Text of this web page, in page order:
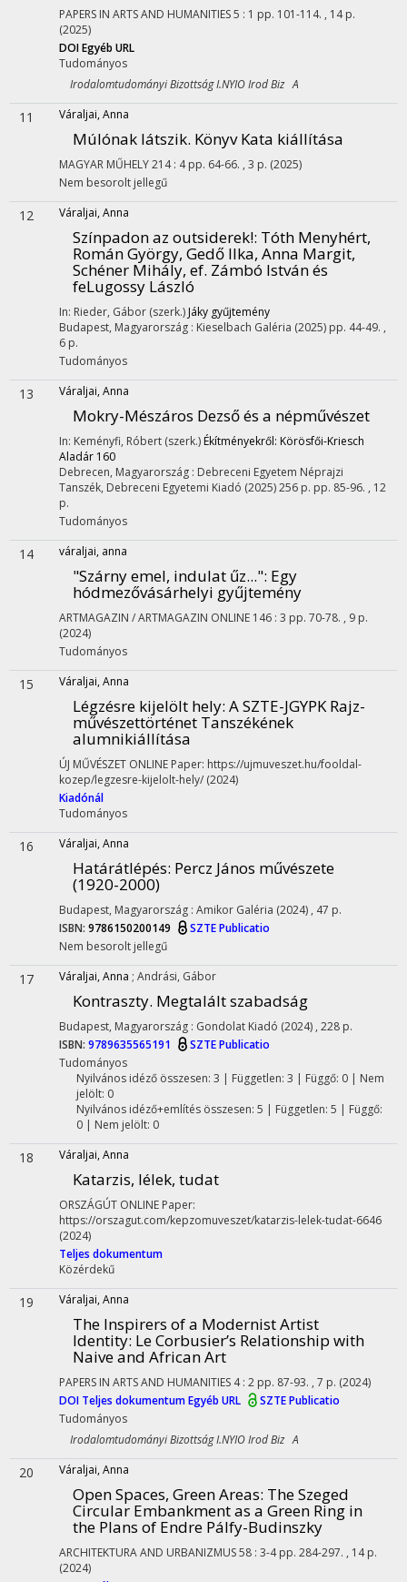
PAPERS IN ARTS AND HUMANITIES5 : 1 pp. 101-114. , 14 p.
(2025)
DOIEgyéb URL
Tudományos
Irodalomtudományi Bizottság I.NYIO Irod Biz A
11 Váraljai, Anna
Múlónak látszik. Könyv Kata kiállítása
MAGYAR MŰHELY214: 4 pp. 64-66. , 3 p. (2025)
Nem besorolt jellegű
12 Váraljai, Anna
Színpadon az outsiderek!: Tóth Menyhért,
Román György, Gedő Ilka, Anna Margit,
Schéner Mihály, ef. Zámbó István és
feLugossy László
In: Rieder, Gábor (szerk.) Jáky gyűjtemény
Budapest, Magyarország : Kieselbach Galéria (2025) pp. 44-49. ,
6 p.
Tudományos
13 Váraljai, Anna
Mokry-Mészáros Dezső és a népművészet
In: Keményfi, Róbert (szerk.) Ékítményekről: Körösfői-Kriesch
Aladár 160
Debrecen, Magyarország : Debreceni Egyetem Néprajzi
Tanszék, Debreceni Egyetemi Kiadó (2025)256 p. pp. 85-96. , 12
p.
Tudományos
14 váraljai, anna
"Szárny emel, indulat űz...": Egy
hódmezővásárhelyi gyűjtemény
ARTMAGAZIN / ARTMAGAZIN ONLINE 146 : 3 pp. 70-78. , 9 p.
(2024)
Tudományos
15 Váraljai, Anna
Légzésre kijelölt hely: A SZTE-JGYPK Rajz-
művészettörténet Tanszékének
alumnikiállítása
ÚJ MŰVÉSZET ONLINE Paper: https://ujmuveszet.hu/fooldal-
kozep/legzesre-kijelolt-hely/ (2024)
Kiadónál
Tudományos
16 Váraljai, Anna
Határátlépés: Percz János művészete
(1920-2000)
Budapest, Magyarország : Amikor Galéria (2024) , 47 p.
ISBN: 9786150200149
SZTE Publicatio
Nem besorolt jellegű
17 Váraljai, Anna ; Andrási, Gábor
Kontraszty. Megtalált szabadság
Budapest, Magyarország : Gondolat Kiadó (2024) , 228 p.
ISBN: 9789635565191
SZTE Publicatio
Tudományos
Nyilvános idéző összesen: 3 | Független: 3 | Függő: 0 | Nem
jelölt: 0
Nyilvános idéző+említés összesen: 5 | Független: 5 | Függő:
0 | Nem jelölt: 0
18 Váraljai, Anna
Katarzis, lélek, tudat
ORSZÁGÚT ONLINE Paper:
https://orszagut.com/kepzomuveszet/katarzis-lelek-tudat-6646
(2024)
Teljes dokumentum
Közérdekű
19 Váraljai, Anna
The Inspirers of a Modernist Artist
Identity: Le Corbusier’s Relationship with
Naive and African Art
PAPERS IN ARTS AND HUMANITIES 4: 2 pp. 87-93. , 7 p. (2024)
DOI Teljes dokumentumEgyéb URL
SZTE Publicatio
Tudományos
Irodalomtudományi Bizottság I.NYIO Irod Biz A
20 Váraljai, Anna
Open Spaces, Green Areas: The Szeged
Circular Embankment as a Green Ring in
the Plans of Endre Pálfy-Budinszky
ARCHITEKTURA AND URBANIZMUS58 : 3-4 pp. 284-297. , 14 p.
(2024)